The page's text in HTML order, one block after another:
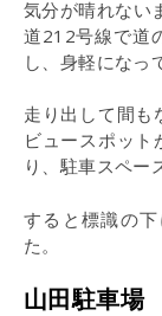
気分が晴れない
道212号線で道
し、身軽になっ
走り出して間
ビュースポッ
り、駐車スペー
すると標識の
た。
山田駐車場